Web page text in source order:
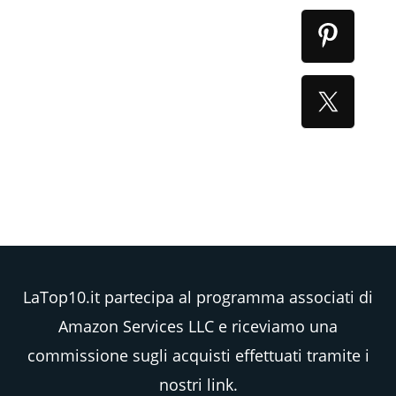
LaTop10.it partecipa al programma associati di
Amazon Services LLC e riceviamo una
commissione sugli acquisti effettuati tramite i
nostri link.